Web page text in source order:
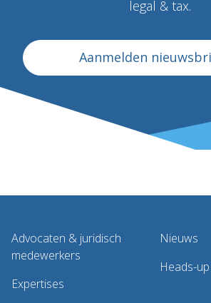
legal & tax.
Aanmelden
Advocaten & juridisch
medewerkers
Expertises
Nieuws
Heads-up